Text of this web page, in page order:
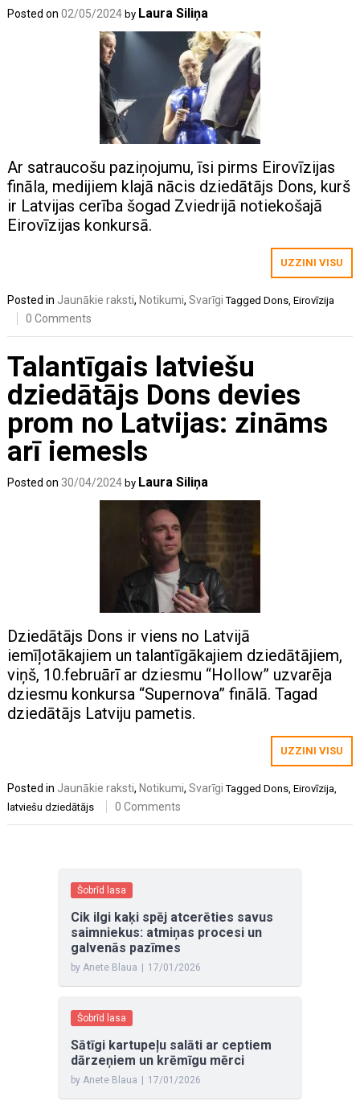
Posted on02/05/2024 by Laura Siliņa
Ar satraucošu paziņojumu, īsi pirms Eirovīzijas
fināla, medijiem klajā nācis dziedātājs Dons, kurš
ir Latvijas cerība šogad Zviedrijā notiekošajā
Eirovīzijas konkursā.
UZZINI VISU
Posted in Jaunākie raksti, Notikumi,Svarīgi TaggedDons,Eirovīzija
0 Comments
Talantīgais latviešu
dziedātājs Dons devies
prom no Latvijas: zināms
arī iemesls
Posted on 30/04/2024 by Laura Siliņa
Dziedātājs Dons ir viens no Latvijā
iemīļotākajiem un talantīgākajiem dziedātājiem,
viņš, 10.februārī ar dziesmu “Hollow” uzvarēja
dziesmu konkursa “Supernova” finālā. Tagad
dziedātājs Latviju pametis.
UZZINI VISU
Posted in Jaunākie raksti,Notikumi,Svarīgi TaggedDons ,Eirovīzija
latviešu dziedātājs
0 Comments
Šobrīd lasa
Cik ilgi kaķi spēj atcerēties savus
saimniekus: atmiņas procesi un
galvenās pazīmes
by Anete Blaua 17/01/2026
Šobrīd lasa
Sātīgi kartupeļu salāti ar ceptiem
dārzeņiem un krēmīgu mērci
by Anete Blaua 17/01/2026